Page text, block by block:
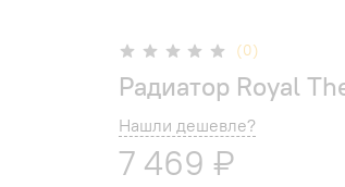
(0)
Радиатор Royal
Нашли дешевле?
7 469 ₽